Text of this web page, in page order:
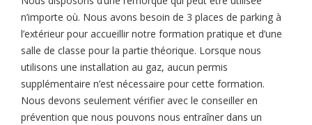
n’importe où. Nous avons besoin de 3 places de parking à
l’extérieur pour accueillir notre formation pratique et d’une
salle de classe pour la partie théorique. Lorsque nous
utilisons une installation au gaz, aucun permis
supplémentaire n’est nécessaire pour cette formation.
Nous devons seulement vérifier avec le conseiller en
prévention que nous pouvons nous entraîner dans un